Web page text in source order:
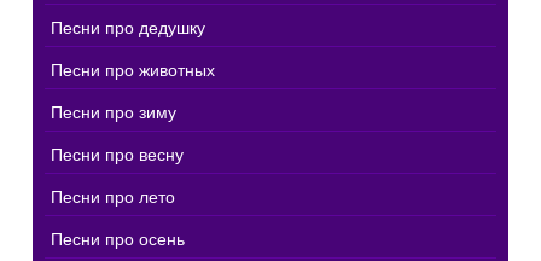
Песни про дедушку
Песни про животных
Песни про зиму
Песни про весну
Песни про лето
Песни про осень